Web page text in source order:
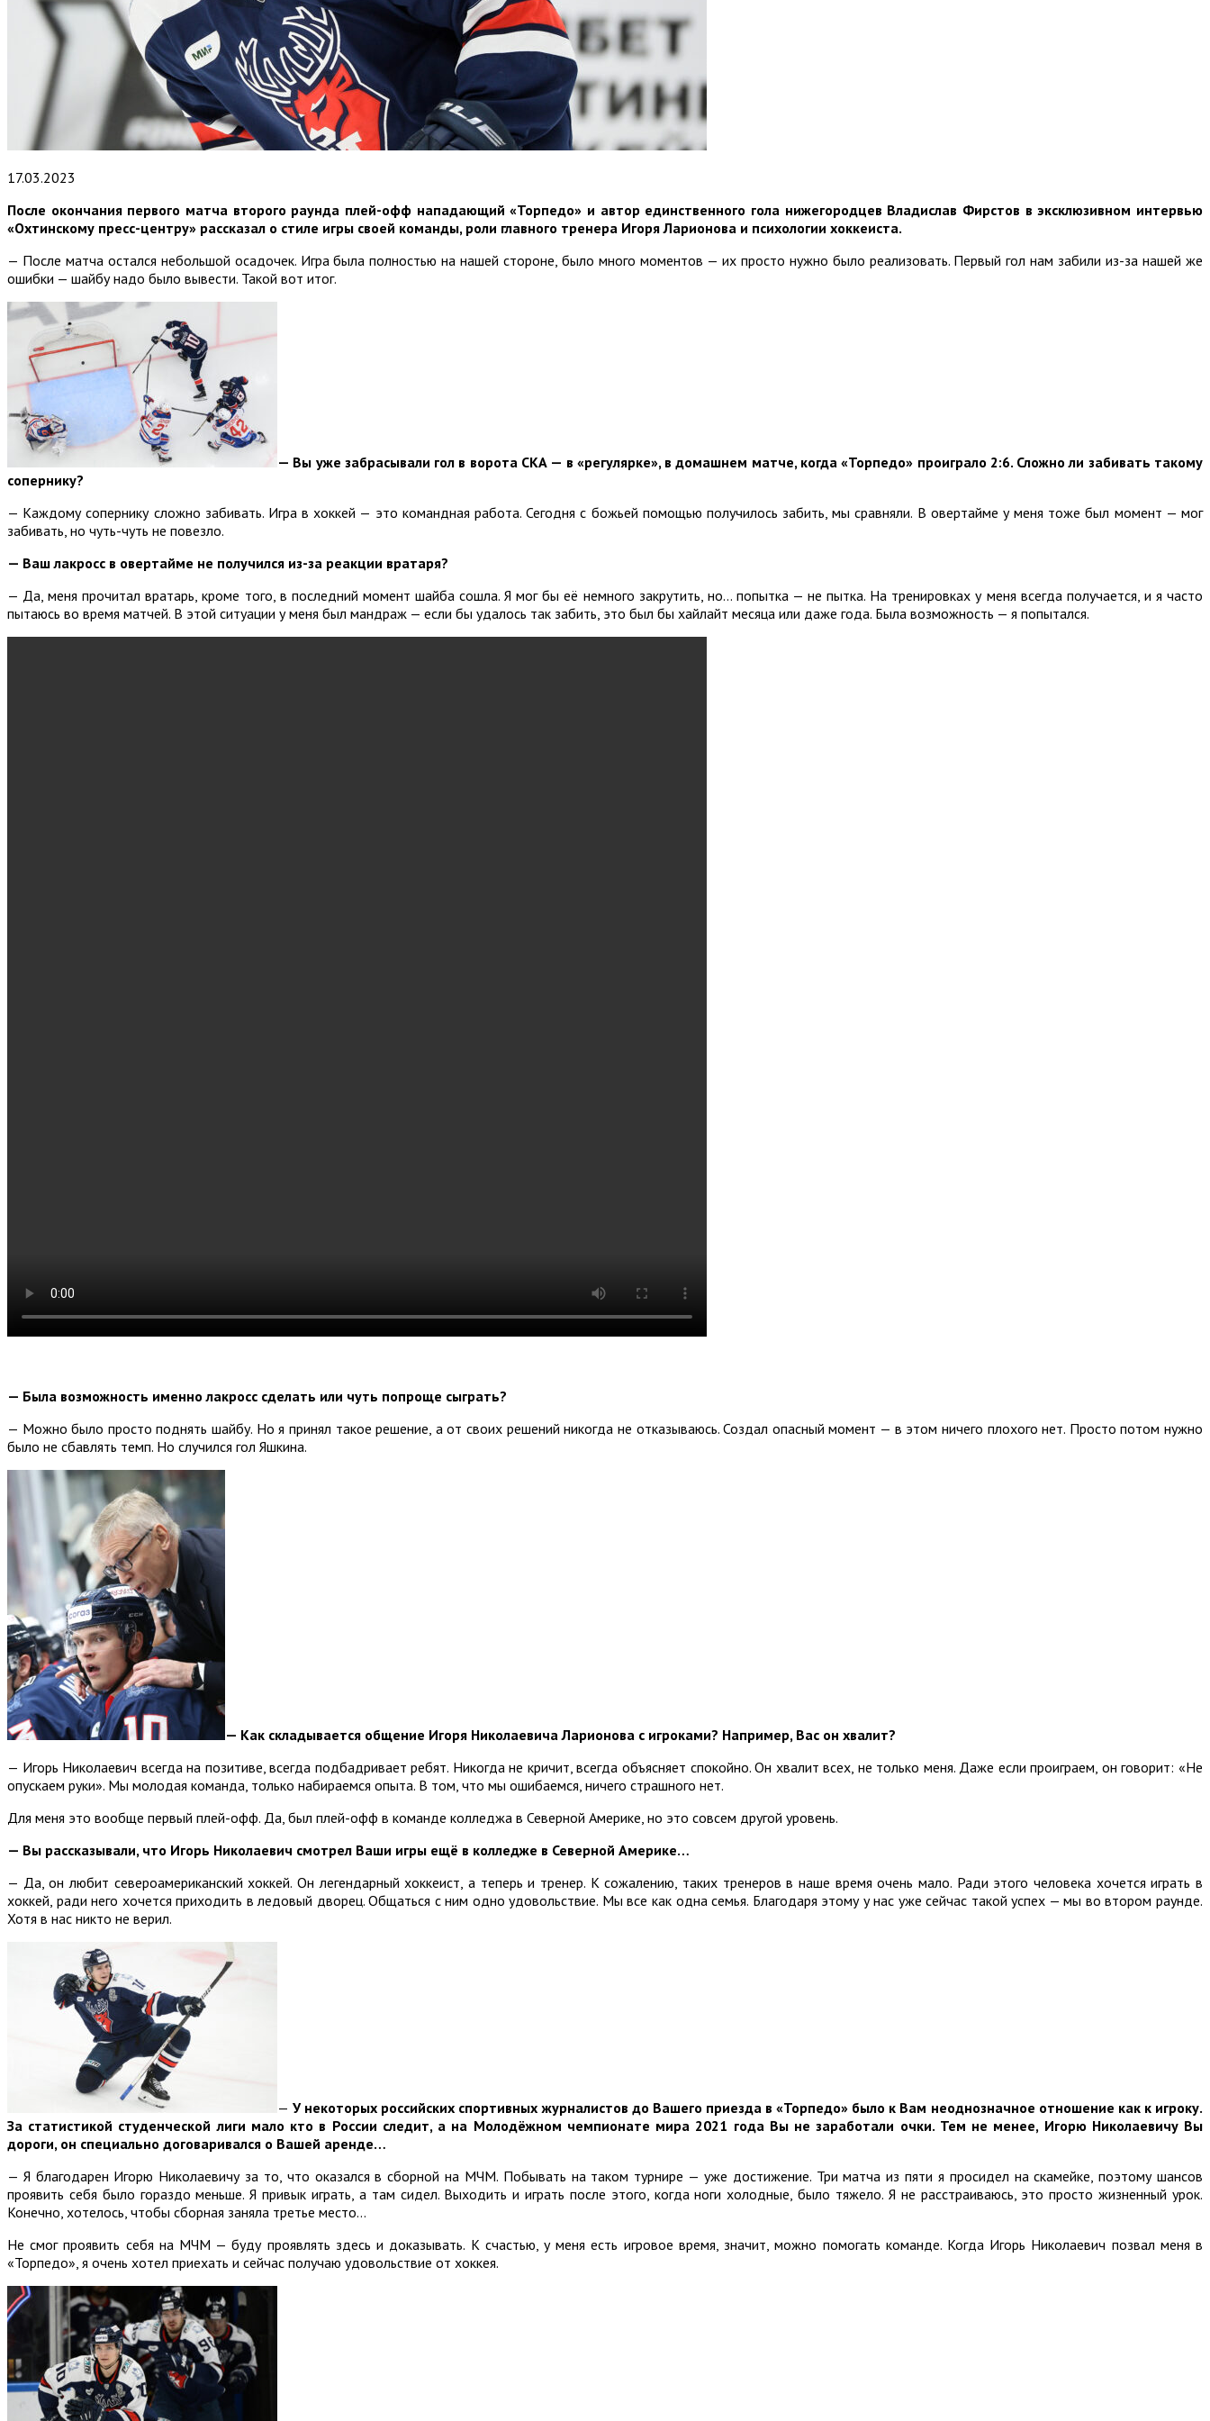
17.03.2023
После окончания первого матча второго раунда плей-офф нападающий «Торпедо» и автор единственного гола нижегородцев Владислав Фирстов в эксклюзивном интервью
«Охтинскому пресс-центру» рассказал о стиле игры своей команды, роли главного тренера Игоря Ларионова и психологии хоккеиста.
— После матча остался небольшой осадочек. Игра была полностью на нашей стороне, было много моментов — их просто нужно было реализовать. Первый гол нам забили из-за нашей же
ошибки — шайбу надо было вывести. Такой вот итог.
— Вы уже забрасывали гол в ворота СКА — в «регулярке», в домашнем матче, когда «Торпедо» проиграло 2:6. Сложно ли забивать такому
сопернику?
— Каждому сопернику сложно забивать. Игра в хоккей — это командная работа. Сегодня с божьей помощью получилось забить, мы сравняли. В овертайме у меня тоже был момент — мог
забивать, но чуть-чуть не повезло.
— Ваш лакросс в овертайме не получился из-за реакции вратаря?
— Да, меня прочитал вратарь, кроме того, в последний момент шайба сошла. Я мог бы её немного закрутить, но… попытка — не пытка. На тренировках у меня всегда получается, и я часто
пытаюсь во время матчей. В этой ситуации у меня был мандраж — если бы удалось так забить, это был бы хайлайт месяца или даже года. Была возможность — я попытался.
— Была возможность именно лакросс сделать или чуть попроще сыграть?
— Можно было просто поднять шайбу. Но я принял такое решение, а от своих решений никогда не отказываюсь. Создал опасный момент — в этом ничего плохого нет. Просто потом нужно
было не сбавлять темп. Но случился гол Яшкина.
— Как складывается общение Игоря Николаевича Ларионова с игроками? Например, Вас он хвалит?
— Игорь Николаевич всегда на позитиве, всегда подбадривает ребят. Никогда не кричит, всегда объясняет спокойно. Он хвалит всех, не только меня. Даже если проиграем, он говорит: «Не
опускаем руки». Мы молодая команда, только набираемся опыта. В том, что мы ошибаемся, ничего страшного нет.
Для меня это вообще первый плей-офф. Да, был плей-офф в команде колледжа в Северной Америке, но это совсем другой уровень.
— Вы рассказывали, что Игорь Николаевич смотрел Ваши игры ещё в колледже в Северной Америке…
— Да, он любит североамериканский хоккей. Он легендарный хоккеист, а теперь и тренер. К сожалению, таких тренеров в наше время очень мало. Ради этого человека хочется играть в
хоккей, ради него хочется приходить в ледовый дворец. Общаться с ним одно удовольствие. Мы все как одна семья. Благодаря этому у нас уже сейчас такой успех — мы во втором раунде.
Хотя в нас никто не верил.
— У некоторых российских спортивных журналистов до Вашего приезда в «Торпедо» было к Вам неоднозначное отношение как к игроку.
За статистикой студенческой лиги мало кто в России следит, а на Молодёжном чемпионате мира 2021 года Вы не заработали очки. Тем не менее, Игорю Николаевичу Вы
дороги, он специально договаривался о Вашей аренде…
— Я благодарен Игорю Николаевичу за то, что оказался в сборной на МЧМ. Побывать на таком турнире — уже достижение. Три матча из пяти я просидел на скамейке, поэтому шансов
проявить себя было гораздо меньше. Я привык играть, а там сидел. Выходить и играть после этого, когда ноги холодные, было тяжело. Я не расстраиваюсь, это просто жизненный урок.
Конечно, хотелось, чтобы сборная заняла третье место…
Не смог проявить себя на МЧМ — буду проявлять здесь и доказывать. К счастью, у меня есть игровое время, значит, можно помогать команде. Когда Игорь Николаевич позвал меня в
«Торпедо», я очень хотел приехать и сейчас получаю удовольствие от хоккея.